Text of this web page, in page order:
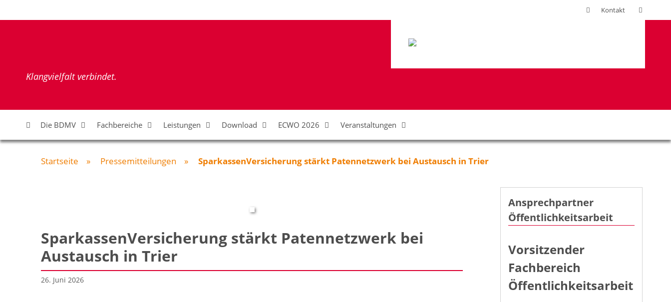
Inhalt
Kontakt
Klangvielfalt verbindet.
Die BDMV Fachbereiche Leistungen Download ECWO 2026 Veranstaltungen
Startseite » Pressemitteilungen » SparkassenVersicherung stärkt Patennetzwerk bei Austausch in Trier
SparkassenVersicherung stärkt Patennetzwerk bei
Austausch in Trier
26. Juni 2026
Ansprechpartner
Öffentlichkeitsarbeit
Vorsitzender
Fachbereich
Öffentlichkeitsarbeit